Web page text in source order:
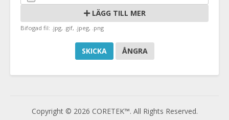
LÄGG TILL MER
Bifogad fil: .jpg, .gif, .jpeg, .png
ÅNGRA
Copyright © 2026 CORETEK™. All Rights Reserved.